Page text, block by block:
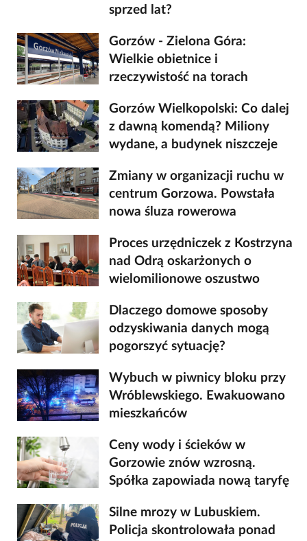
sprzed lat?
Gorzów - Zielona Góra:
Wielkie obietnice i
rzeczywistość na torach
Gorzów Wielkopolski: Co dalej
z dawną komendą? Miliony
wydane, a budynek niszczeje
Zmiany w organizacji ruchu w
centrum Gorzowa. Powstała
nowa śluza rowerowa
Proces urzędniczek z Kostrzyna
nad Odrą oskarżonych o
wielomilionowe oszustwo
Dlaczego domowe sposoby
odzyskiwania danych mogą
pogorszyć sytuację?
Wybuch w piwnicy bloku przy
Wróblewskiego. Ewakuowano
mieszkańców
Ceny wody i ścieków w
Gorzowie znów wzrosną.
Spółka zapowiada nową taryfę
Silne mrozy w Lubuskiem.
Policja skontrolowała ponad